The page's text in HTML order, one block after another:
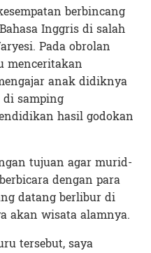
berbincang
Inggris di salah
Pada obrolan
menceritakan
anak didiknya
samping
hasil godokan
tujuan agar murid-
dengan para
datang berlibur di
akan wisata alamnya.
tersebut, saya